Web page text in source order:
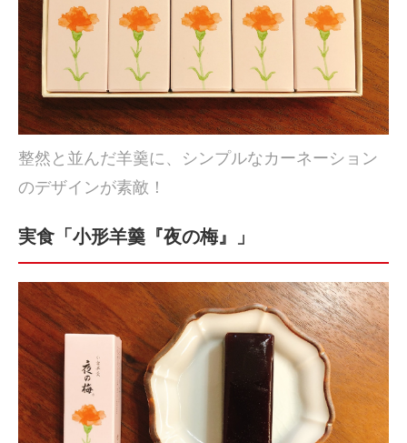
整然と並んだ羊羹に、シンプルなカーネーション
のデザインが素敵！
実食「小形羊羹『夜の梅』」